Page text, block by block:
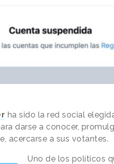
ha sido la red social
darse a conocer,
acercarse a sus votantes.
Uno de los políticos